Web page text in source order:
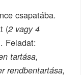
csapatába.
(2 vagy 4
Feladat:
tartása,
rendbentartása,